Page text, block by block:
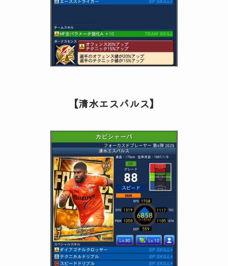
【清水エスパルス】